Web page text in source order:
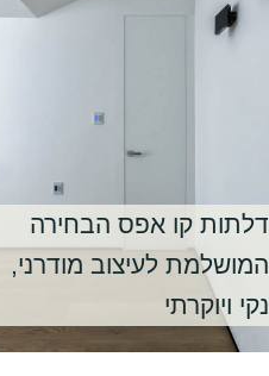
דלתות קו אפס הבחירה
המושלמת לעיצוב מודרני,
נקי ויוקרתי